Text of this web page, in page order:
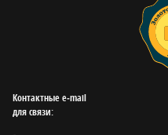
Контактные e‑mail
для связи: